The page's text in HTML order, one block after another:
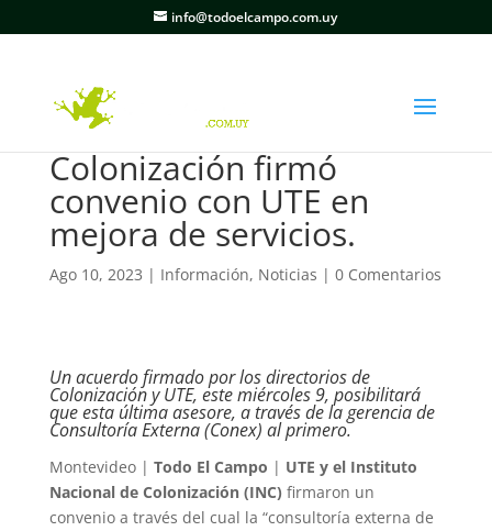
info@todoelcampo.com.uy
Colonización firmó
convenio con UTE en
mejora de servicios.
Ago 10, 2023 | Información, Noticias | 0 Comentarios
Un acuerdo firmado por los directorios de
Colonización y UTE, este miércoles 9, posibilitará
que esta última asesore, a través de la gerencia de
Consultoría Externa (Conex) al primero.
Montevideo | Todo El Campo | UTE y el Instituto
Nacional de Colonización (INC) firmaron un
convenio a través del cual la “consultoría externa de